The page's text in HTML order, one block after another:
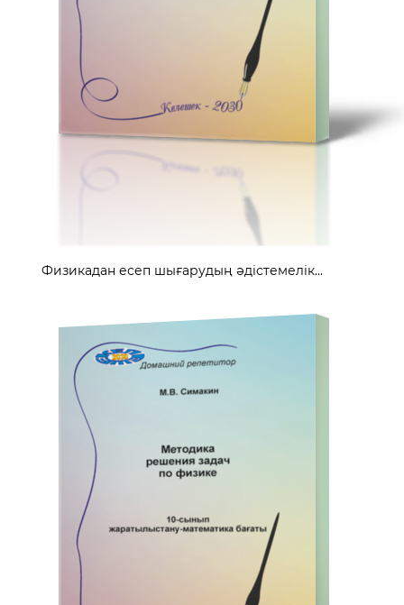
Физикадан есеп шығарудың әдістемелік...